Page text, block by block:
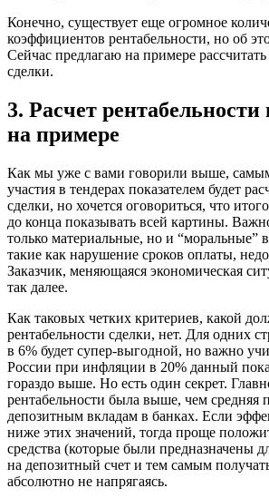
Конечно, существует еще огромное
коэффициентов рентабельности, но об
Сейчас предлагаю на примере рассчитать
сделки.
3. Расчет
на примере
Как мы уже с вами говорили выше,
участия в тендерах показателем будет
сделки, но хочется оговориться, что
до конца показывать всей картины.
только материальные, но и “моральные”
такие как нарушение сроков оплаты,
Заказчик, меняющаяся экономическая
так далее.
Как таковых четких критериев, какой
рентабельности сделки, нет. Для одних
в 6% будет супер-выгодной, но важно
России при инфляции в 20% данный
гораздо выше. Но есть один секрет.
рентабельности была выше, чем средняя
депозитным вкладам в банках. Если
ниже этих значений, тогда проще
средства (которые были предназначены
на депозитный счет и тем самым
абсолютно не напрягаясь.